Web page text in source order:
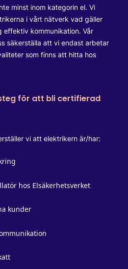
minst inom kategorin el. Vi
i vårt nätverk vad gäller
kommunikation. Vår
säkerställa att vi endast arbetar
som finns att hitta hos
för att bli certifierad
vi att elektrikern är/har:
hos Elsäkerhetsverket
kunder